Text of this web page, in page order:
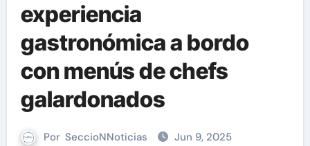
experiencia
gastronómica a bordo
con menús de chefs
galardonados
Por SeccioNNoticias Jun 9, 2025